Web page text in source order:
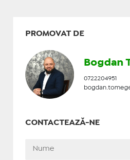
PROMOVAT DE
Bogdan
0722204951
CONTACTEAZĂ-NE